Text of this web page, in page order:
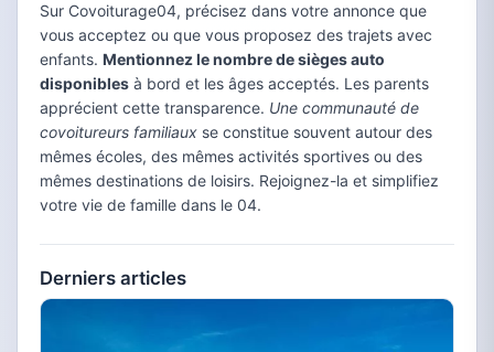
Sur Covoiturage04, précisez dans votre annonce que
vous acceptez ou que vous proposez des trajets avec
enfants. Mentionnez le nombre de sièges auto
disponibles à bord et les âges acceptés. Les parents
apprécient cette transparence. Une communauté de
covoitureurs familiaux se constitue souvent autour des
mêmes écoles, des mêmes activités sportives ou des
mêmes destinations de loisirs. Rejoignez-la et simplifiez
votre vie de famille dans le 04.
Derniers articles